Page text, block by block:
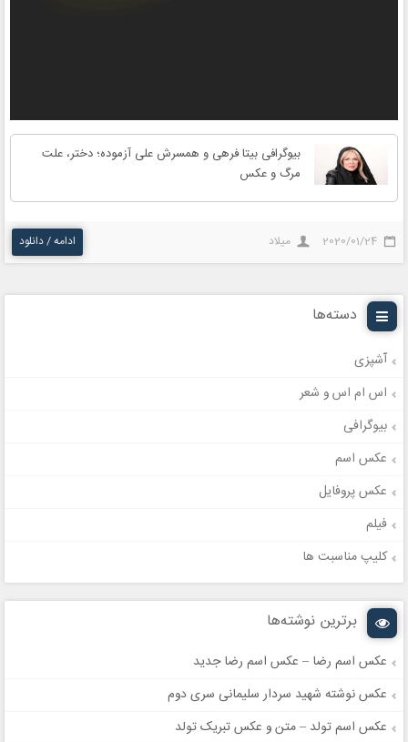
بیوگرافی بیتا فرهی و همسرش علی آزموده؛ دختر، علت
مرگ و عکس
2020/01/24 میلاد ادامه / دانلود
دسته‌ها
آشپزی
اس ام اس و شعر
بیوگرافی
عکس اسم
عکس پروفایل
فیلم
کلیپ مناسبت ها
برترین نوشته‌ها
عکس اسم رضا – عکس اسم رضا جدید
عکس نوشته شهید سردار سلیمانی سری دوم
عکس اسم تولد – متن و عکس تبریک تولد